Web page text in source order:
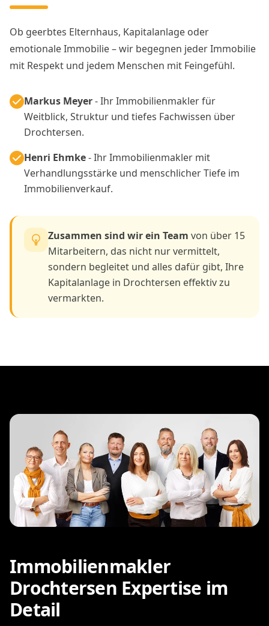
unseren Spezialisten betreut.
Rechtssicherheitdurch unsere juristischen
Partner.
potenzielle Käufer Ihrer Kapitalanlage.
Professionelles Immobilienmarketing
Ihr Erfolg ist unser Ziel.
übertreffen.
IMMOBILIENMAKLER
Drochtersen verkaufen? Ihr
Immobilienmakler kauft
Ihre Immobilie!
Die Gründe für den Verkauf einer Immobilie in
Drochtersen sind vielfältig. Vereinbaren Sie mit uns
einen Besichtigungstermin, damit wir Ihre
Einfamilienhaus oder Mehrfamilienhaus, wir
unterbreiten Ihnen gerne ein faires, individuelles
Angebot.